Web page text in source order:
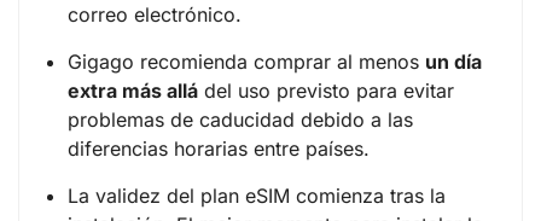
correo electrónico.
Gigago recomienda comprar al menos un día
extra más allá del uso previsto para evitar
problemas de caducidad debido a las
diferencias horarias entre países.
La validez del plan eSIM comienza tras la